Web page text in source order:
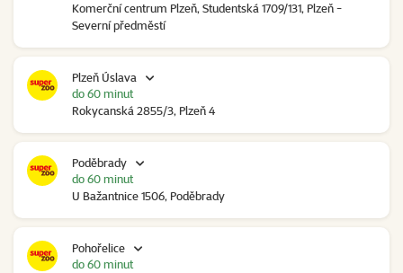
Komerční centrum Plzeň, Studentská 1709/131, Plzeň -
Severní předměstí
Plzeň Úslava
Rokycanská 2855/3, Plzeň 4
do 60 minut
Poděbrady
U Bažantnice 1506, Poděbrady
do 60 minut
Pohořelice
do 60 minut